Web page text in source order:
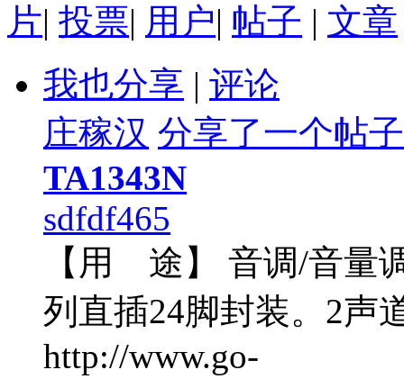
片| 投票| 用户| 帖子 | 文章
我也分享 | 评论
庄稼汉 分享了一个帖子
TA1343N
sdfdf465
【用 途】 音调/音量
列直插24脚封装。2声
http://www.go-